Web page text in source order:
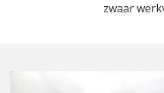
zwaar